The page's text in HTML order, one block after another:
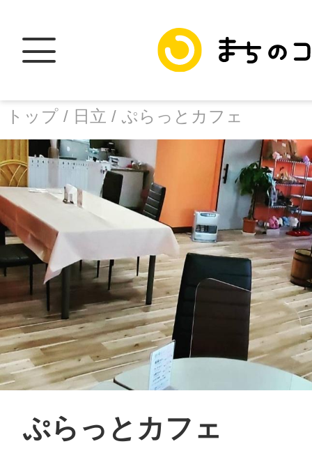
トップ / 日立 / ぷらっとカフェ
facebook
X
LINE
SMS
ぷらっとカフェ
トップ
加盟スポットに
地域に導入を